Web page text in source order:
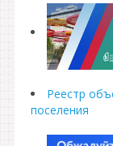
Реестр
поселения